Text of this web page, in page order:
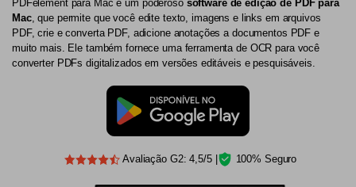
PDFelement para Mac é um poderoso software de edição de PDF para
Mac, que permite que você edite texto, imagens e links em arquivos
PDF, crie e converta PDF, adicione anotações a documentos PDF e
muito mais. Ele também fornece uma ferramenta de OCR para você
converter PDFs digitalizados em versões editáveis e pesquisáveis.
Avaliação G2: 4,5/5 | 100% Seguro